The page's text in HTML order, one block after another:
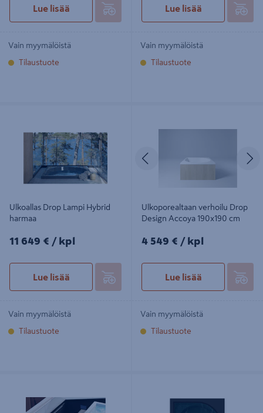
Lue lisää
Vain myymälöistä
Tilaustuote
Lue lisää
Vain myymälöistä
Tilaustuote
Ulkoallas Drop Lampi Hybrid
harmaa
11649€/kpl
11 649 € / kpl
Lue lisää
Vain myymälöistä
Tilaustuote
Ulkoporealtaan verhoilu Drop
Design Accoya 190x190 cm
4549€/kpl
4 549 € / kpl
Lue lisää
Vain myymälöistä
Tilaustuote